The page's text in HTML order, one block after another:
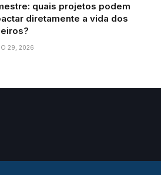
quais projetos podem
diretamente a vida dos
29, 2026